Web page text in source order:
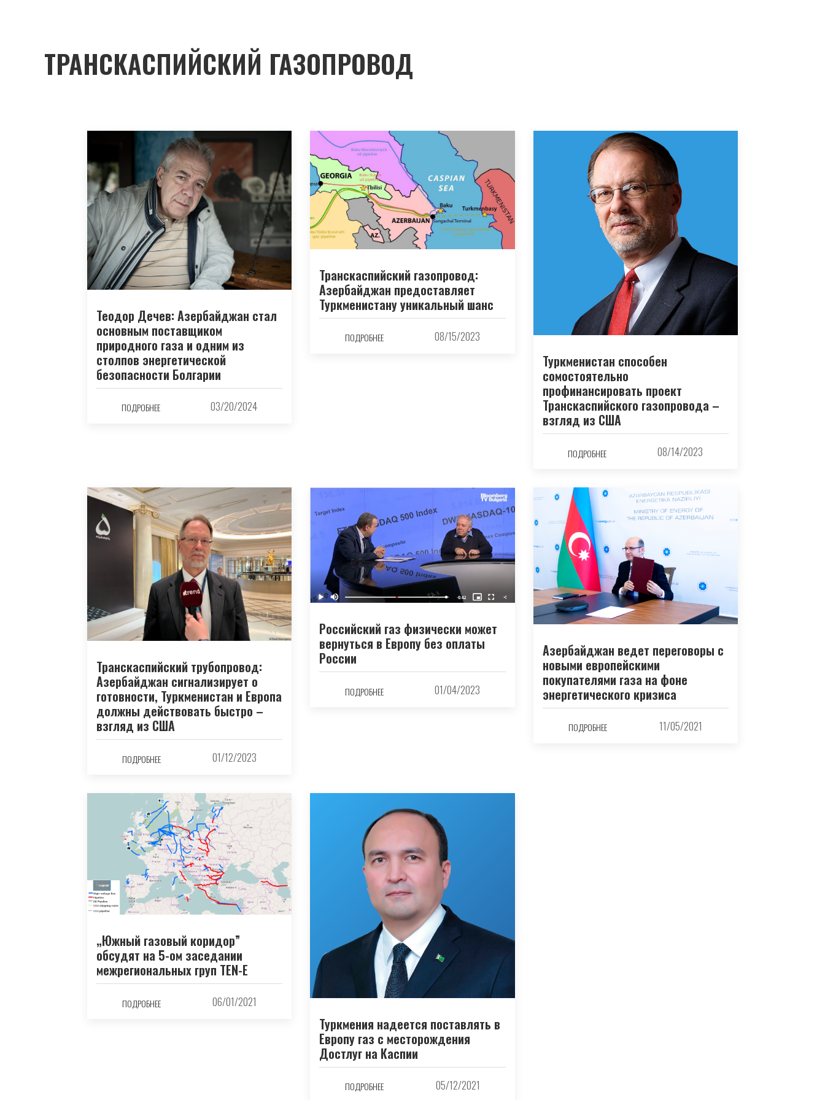
ТРАНСКАСПИЙСКИЙ ГАЗОПРОВОД
Теодор Дечев: Азербайджан стал
основным поставщиком
природного газа и одним из
столпов энергетической
безопасности Болгарии
ПОДРОБНЕЕ 03/20/2024
Транскаспийский газопровод:
Азербайджан предоставляет
Туркменистану уникальный шанс
ПОДРОБНЕЕ 08/15/2023
Туркменистан способен
сомостоятельно
профинансировать проект
Транскаспийского газопровода –
взгляд из США
ПОДРОБНЕЕ 08/14/2023
Транскаспийский трубопровод:
Азербайджан сигнализирует о
готовности, Туркменистан и Европа
должны действовать быстро –
взгляд из США
ПОДРОБНЕЕ 01/12/2023
Российский газ физически может
вернуться в Европу без оплаты
России
ПОДРОБНЕЕ 01/04/2023
Азербайджан ведет переговоры с
новыми европейскими
покупателями газа на фоне
энергетического кризиса
ПОДРОБНЕЕ 11/05/2021
„Южный газовый коридор”
обсудят на 5-ом заседании
межрегиональных груп TEN-E
ПОДРОБНЕЕ 06/01/2021
Туркмения надеется поставлять в
Европу газ с месторождения
Достлуг на Каспии
ПОДРОБНЕЕ 05/12/2021